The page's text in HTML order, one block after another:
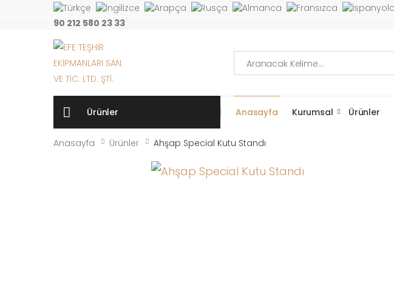
90 212 580 23 33
Ürünler Anasayfa Kurumsal Ürünler
Anasayfa Ürünler Ahşap Special Kutu Standı